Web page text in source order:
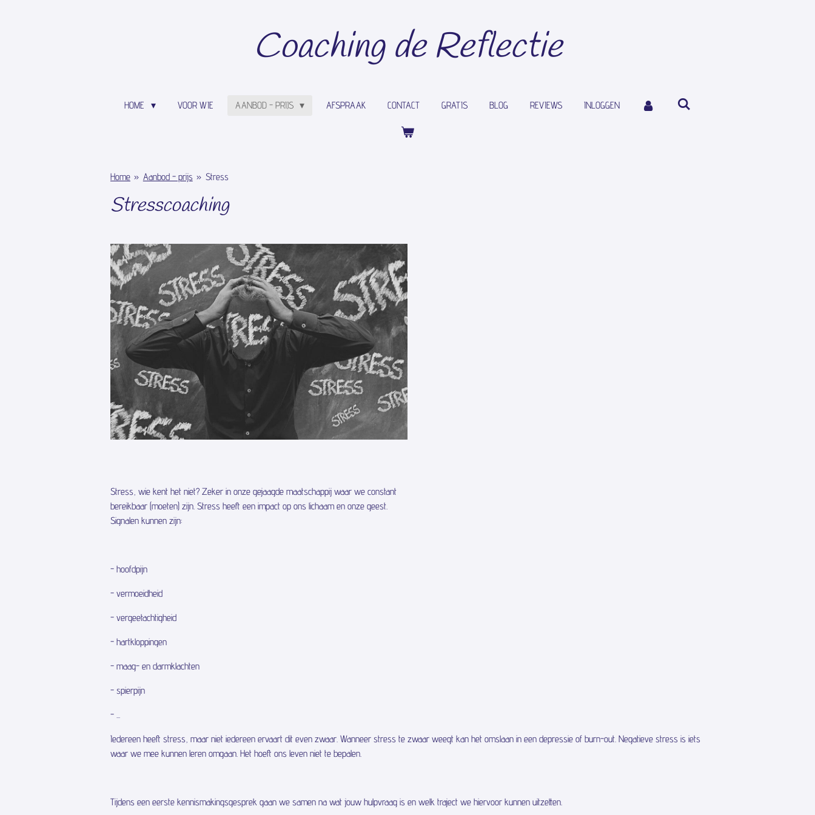
Coaching de Reflectie
HOME VOOR WIE AANBOD - PRIJS AFSPRAAK CONTACT GRATIS BLOG REVIEWS INLOGGEN
Home » Aanbod - prijs » Stress
Stresscoaching
Stress, wie kent het niet? Zeker in onze gejaagde maatschappij waar we constant
bereikbaar (moeten) zijn. Stress heeft een impact op ons lichaam en onze geest.
Signalen kunnen zijn:
- hoofdpijn
- vermoeidheid
- vergeetachtigheid
- hartkloppingen
- maag- en darmklachten
- spierpijn
- ...
Iedereen heeft stress, maar niet iedereen ervaart dit even zwaar. Wanneer stress te zwaar weegt kan het omslaan in een depressie of burn-out. Negatieve stress is iets
waar we mee kunnen leren omgaan. Het hoeft ons leven niet te bepalen.
Tijdens een eerste kennismakingsgesprek gaan we samen na wat jouw hulpvraag is en welk traject we hiervoor kunnen uitzetten.